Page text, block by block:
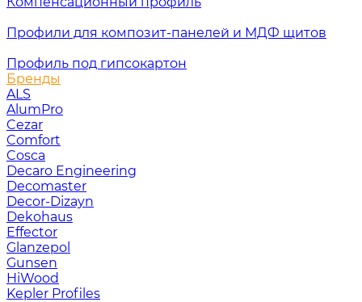
Профили для композит-панелей и МДФ щитов
Профиль под гипсокартон
Бренды
ALS
AlumPro
Cezar
Comfort
Cosca
Decaro Engineering
Decomaster
Decor-Dizayn
Dekohaus
Effector
Glanzepol
Gunsen
HiWood
Kepler Profiles